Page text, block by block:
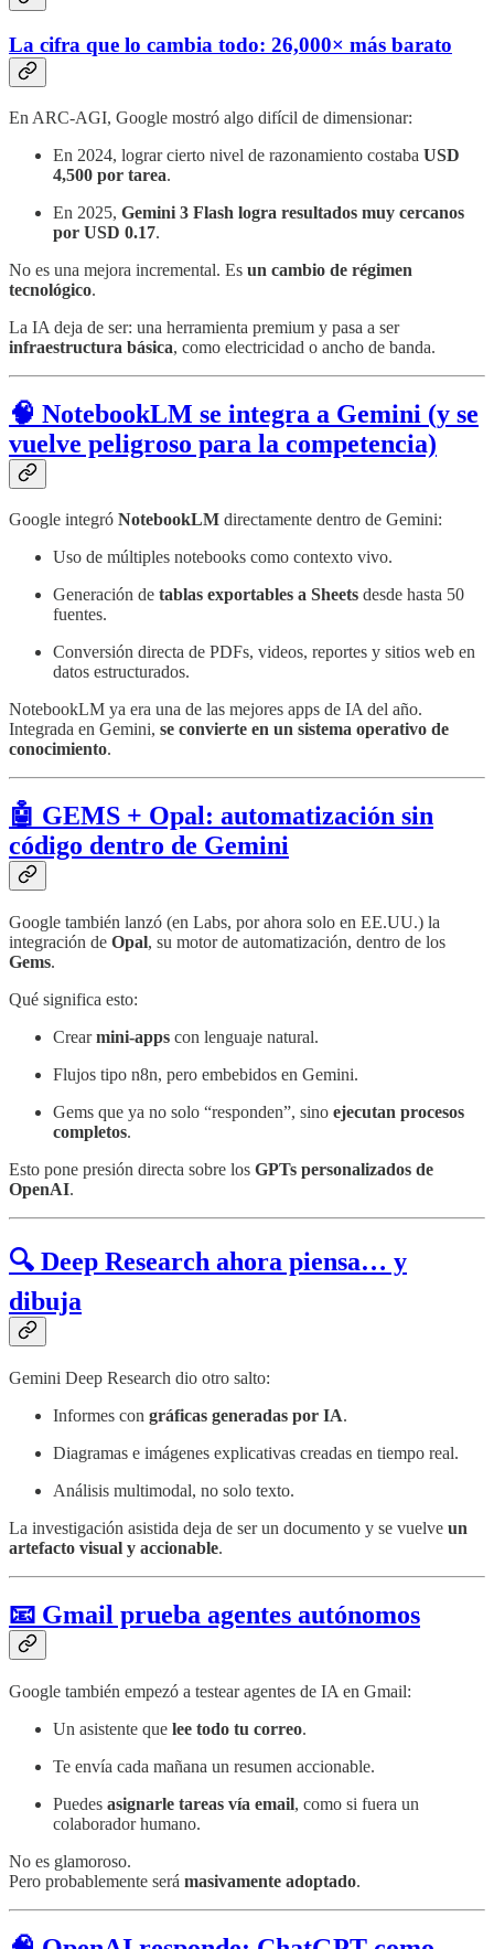
La cifra que lo cambia todo: 26,000× más barato
En ARC-AGI, Google mostró algo difícil de dimensionar:
En 2024, lograr cierto nivel de razonamiento costaba USD
4,500 por tarea.
En 2025, Gemini 3 Flash logra resultados muy cercanos
por USD 0.17.
No es una mejora incremental. Es un cambio de régimen
tecnológico.
La IA deja de ser: una herramienta premium y pasa a ser
infraestructura básica, como electricidad o ancho de banda.
🧠 NotebookLM se integra a Gemini (y se
vuelve peligroso para la competencia)
Google integró NotebookLM directamente dentro de Gemini:
Uso de múltiples notebooks como contexto vivo.
Generación de tablas exportables a Sheets desde hasta 50
fuentes.
Conversión directa de PDFs, videos, reportes y sitios web en
datos estructurados.
NotebookLM ya era una de las mejores apps de IA del año.
Integrada en Gemini, se convierte en un sistema operativo de
conocimiento.
🤖 GEMS + Opal: automatización sin
código dentro de Gemini
Google también lanzó (en Labs, por ahora solo en EE.UU.) la
integración de Opal, su motor de automatización, dentro de los
Gems.
Qué significa esto:
Crearmini-apps con lenguaje natural.
Flujos tipo n8n, pero embebidos en Gemini.
Gems que ya no solo “responden”, sino ejecutan procesos
completos.
Esto pone presión directa sobre los GPTs personalizados de
OpenAI.
🔍 Deep Research ahora piensa… y
dibuja
Gemini Deep Research dio otro salto:
Informes con gráficas generadas por IA.
Diagramas e imágenes explicativas creadas en tiempo real.
Análisis multimodal, no solo texto.
La investigación asistida deja de ser un documento y se vuelve un
artefacto visual y accionable.
📧 Gmail prueba agentes autónomos
Google también empezó a testear agentes de IA en Gmail:
Un asistente que lee todo tu correo.
Te envía cada mañana un resumen accionable.
Puedes asignarle tareas vía email, como si fuera un
colaborador humano.
No es glamoroso.
Pero probablemente será masivamente adoptado.